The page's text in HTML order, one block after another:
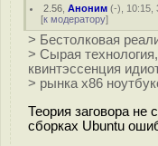
2.56 ,Аноним (-), 10:15,
[к модератору]
> Бестолковая
> Сырая
квинтэссенция
> рынка x86
Теория заговора не
сборках Ubuntu